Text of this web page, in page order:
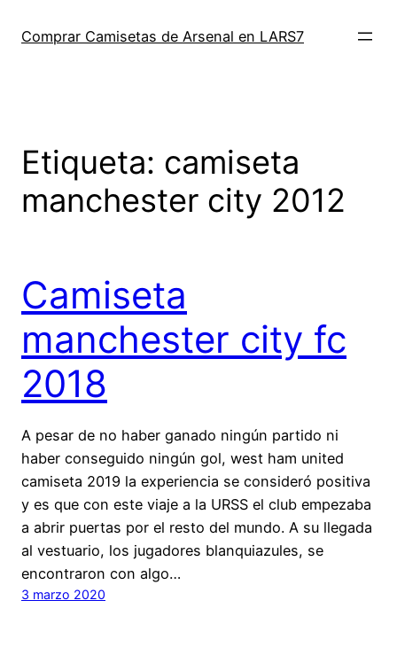
Comprar Camisetas de Arsenal en LARS7
Etiqueta: camiseta
manchester city 2012
Camiseta
manchester city fc
2018
A pesar de no haber ganado ningún partido ni
haber conseguido ningún gol, west ham united
camiseta 2019 la experiencia se consideró positiva
y es que con este viaje a la URSS el club empezaba
a abrir puertas por el resto del mundo. A su llegada
al vestuario, los jugadores blanquiazules, se
encontraron con algo…
3 marzo 2020